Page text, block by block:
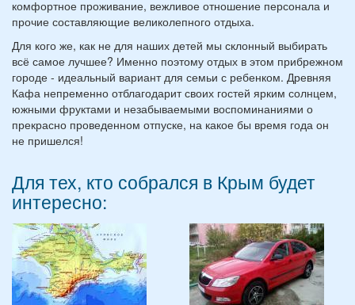
комфортное проживание, вежливое отношение персонала и
прочие составляющие великолепного отдыха.
Для кого же, как не для наших детей мы склонный выбирать
всё самое лучшее? Именно поэтому отдых в этом прибрежном
городе - идеальный вариант для семьи с ребенком. Древняя
Кафа непременно отблагодарит своих гостей ярким солнцем,
южными фруктами и незабываемыми воспоминаниями о
прекрасно проведенном отпуске, на какое бы время года он
не пришелся!
Для тех, кто собрался в Крым будет
интересно: